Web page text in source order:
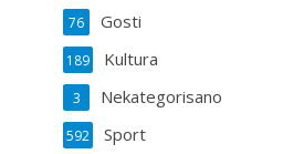
Gosti
76
Kultura
189
Nekategorisano
3
Sport
592